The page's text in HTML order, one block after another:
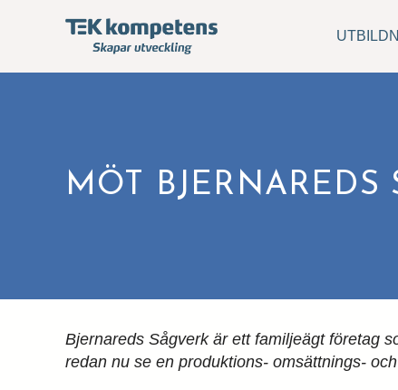
MÖT BJERNAREDS
Bjernareds Sågverk är ett familjeägt företag
redan nu se en produktions- omsättnings-